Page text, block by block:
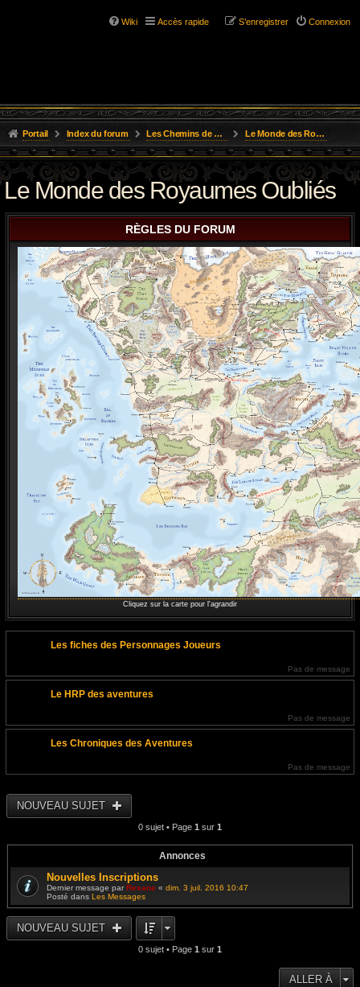
Wiki Accès rapide Connexion
S’enregistrer
Portail Index du forum Les Chemins de L'Aventure Le Monde des Royaumes Oubliés
Le Monde des Royaumes Oubliés
RÈGLES DU FORUM
Cliquez sur la carte pour l'agrandir
Les fiches des Personnages Joueurs
Pas de message
Le HRP des aventures
Pas de message
Les Chroniques des Aventures
Pas de message
NOUVEAU SUJET
0 sujet • Page 1 sur 1
Annonces
Nouvelles Inscriptions
Dernier message parResane « dim. 3 juil. 2016 10:47
Posté dans Les Messages
NOUVEAU SUJET
0 sujet • Page 1 sur 1
ALLER À